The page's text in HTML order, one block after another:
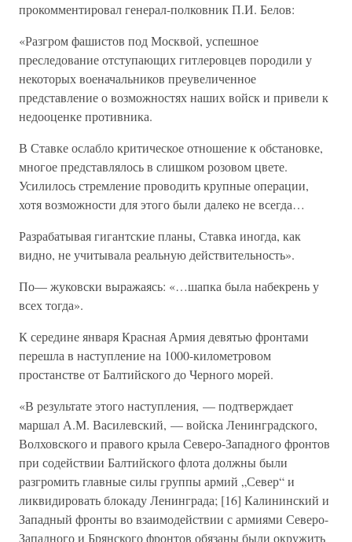
прокомментировал генерал-полковник П.И. Белов:
«Разгром фашистов под Москвой, успешное
преследование отступающих гитлеровцев породили у
некоторых военачальников преувеличенное
представление о возможностях наших войск и привели к
недооценке противника.
В Ставке ослабло критическое отношение к обстановке,
многое представлялось в слишком розовом цвете.
Усилилось стремление проводить крупные операции,
хотя возможности для этого были далеко не всегда…
Разрабатывая гигантские планы, Ставка иногда, как
видно, не учитывала реальную действительность».
По— жуковски выражаясь: «…шапка была набекрень у
всех тогда».
К середине января Красная Армия девятью фронтами
перешла в наступление на 1000-километровом
простанстве от Балтийского до Черного морей.
«В результате этого наступления, — подтверждает
маршал А.М. Василевский, — войска Ленинградского,
Волховского и правого крыла Северо-Западного фронтов
при содействии Балтийского флота должны были
разгромить главные силы группы армий „Север“ и
ликвидировать блокаду Ленинграда; [16] Калининский и
Западный фронты во взаимодействии с армиями Северо-
Западного и Брянского фронтов обязаны были окружить